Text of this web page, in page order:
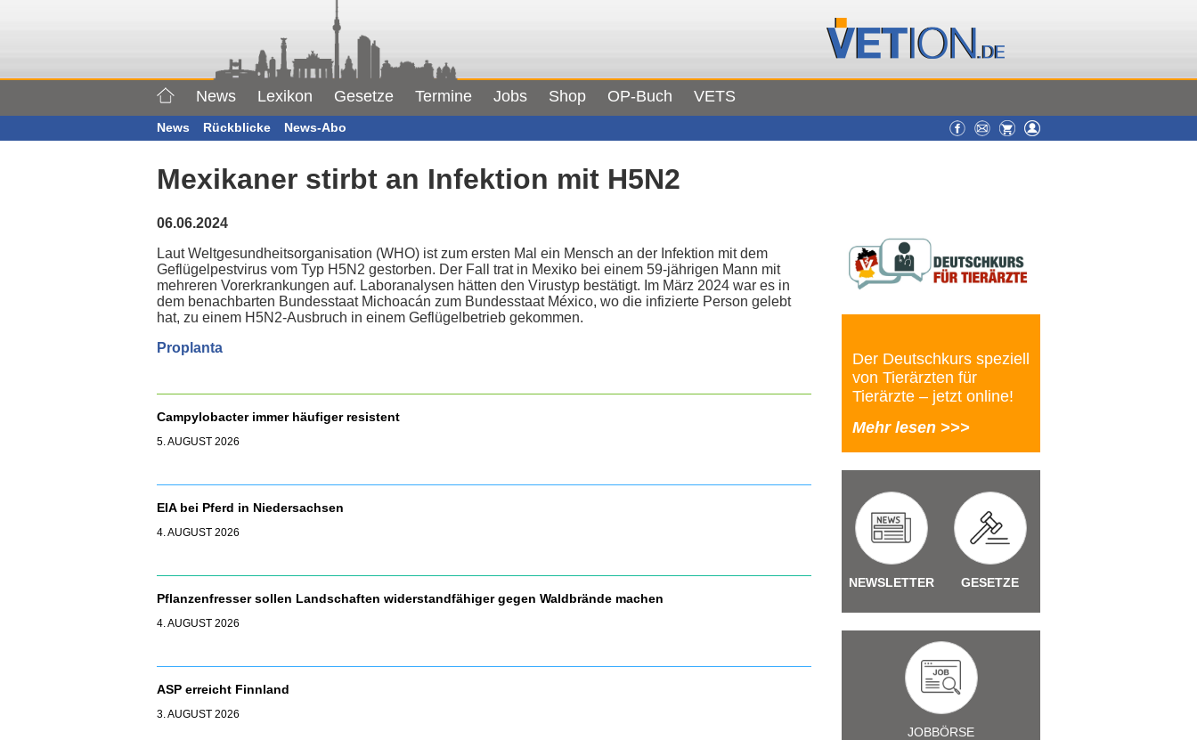
News Lexikon Gesetze Termine Jobs Shop OP-Buch VETS
News Rückblicke News-Abo
Mexikaner stirbt an Infektion mit H5N2
06.06.2024
Laut Weltgesundheitsorganisation (WHO) ist zum ersten Mal ein Mensch an der Infektion mit dem
Geflügelpestvirus vom Typ H5N2 gestorben. Der Fall trat in Mexiko bei einem 59-jährigen Mann mit
mehreren Vorerkrankungen auf. Laboranalysen hätten den Virustyp bestätigt. Im März 2024 war es in
dem benachbarten Bundesstaat Michoacán zum Bundesstaat México, wo die infizierte Person gelebt
hat, zu einem H5N2-Ausbruch in einem Geflügelbetrieb gekommen.
Proplanta
Campylobacter immer häufiger resistent
5. AUGUST 2026
EIA bei Pferd in Niedersachsen
4. AUGUST 2026
Pflanzenfresser sollen Landschaften widerstandfähiger gegen Waldbrände machen
4. AUGUST 2026
ASP erreicht Finnland
3. AUGUST 2026
Der Deutschkurs speziell
von Tierärzten für
Tierärzte – jetzt online!
Mehr lesen >>>
NEWSLETTER GESETZE
JOBBÖRSE